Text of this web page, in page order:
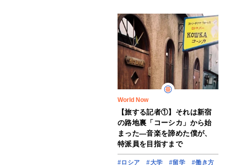
World Now
【旅する記者①】それは新宿
の路地裏「コーシカ」から始
まった―音楽を諦めた僕が、
特派員を目指すまで
#ロシア #大学 #留学
#働き方